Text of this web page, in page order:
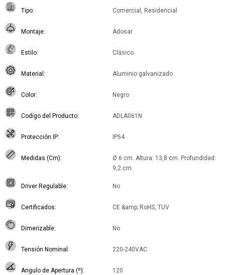
Tipo Comercial, Residencial
Montaje Adosar
Estilo Clásico
Material Aluminio galvanizado
Color Negro
Codigo del Producto ADLA061N
Protección IP IP54
Medidas (Cm)
Ø 6 cm. Altura: 13,8 cm. Profundidad:
9,2 cm.
Driver Regulable No
Certificados CE &amp; RoHS, TUV
Dimerizable No
Tensión Nominal 220-240VAC
Angulo de Apertura (º) 120